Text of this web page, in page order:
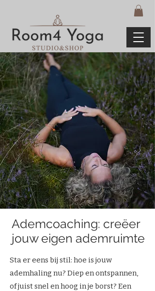
Ademcoaching: creëer
jouw eigen ademruimte
Sta er eens bij stil: hoe is jouw
ademhaling nu? Diep en ontspannen,
of juist snel en hoog in je borst? Een